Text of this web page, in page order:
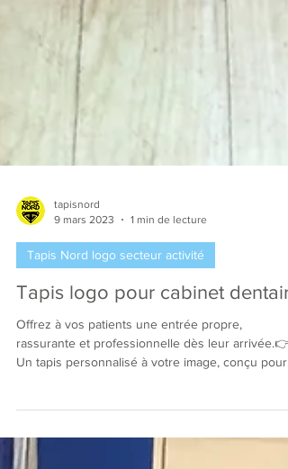
9 mars 2023
1 min de lecture
Tapis Nord logo secteur activité
Tapis logo pour cabinet
rassurante et professionnelle dès leur arrivée.👉
les cabinets dentaires. Une image irréprochable